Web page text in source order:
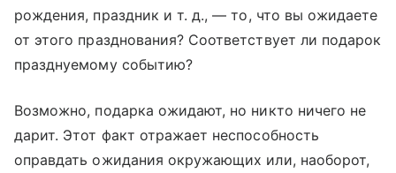
рождения, праздник и т. д., — то, что вы ожидаете
от этого празднования? Соответствует ли подарок
празднуемому событию?
Возможно, подарка ожидают, но никто ничего не
дарит. Этот факт отражает неспособность
оправдать ожидания окружающих или, наоборот,